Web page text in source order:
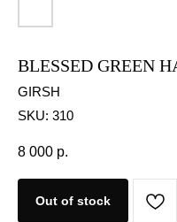
BLESSED GREEN
GIRSH
SKU: 310
8 000 р.
Out of stock